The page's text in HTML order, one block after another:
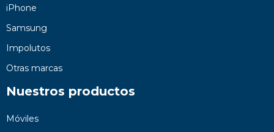
iPhone
Samsung
Impolutos
Otras marcas
Nuestros productos
Móviles